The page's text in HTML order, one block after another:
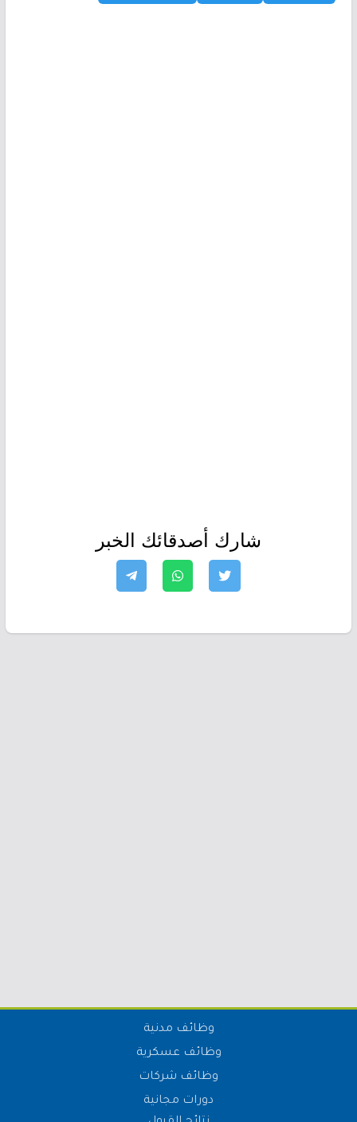
شارك أصدقائك الخبر
وظائف مدنية
وظائف عسكرية
وظائف شركات
دورات مجانية